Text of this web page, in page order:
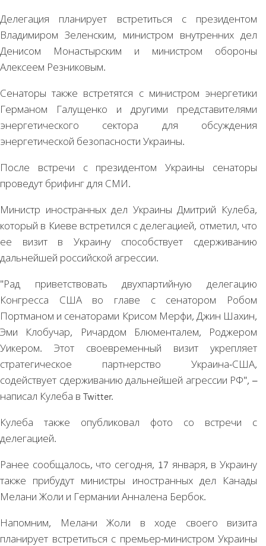
Делегация планирует встретиться с президентом
Владимиром Зеленским, министром внутренних дел
Денисом Монастырским и министром обороны
Алексеем Резниковым.
Сенаторы также встретятся с министром энергетики
Германом Галущенко и другими представителями
энергетического сектора для обсуждения
энергетической безопасности Украины.
После встречи с президентом Украины сенаторы
проведут брифинг для СМИ.
Министр иностранных дел Украины Дмитрий Кулеба,
который в Киеве встретился с делегацией, отметил, что
ее визит в Украину способствует сдерживанию
дальнейшей российской агрессии.
"Рад приветствовать двухпартийную делегацию
Конгресса США во главе с сенатором Робом
Портманом и сенаторами Крисом Мерфи, Джин Шахин,
Эми Клобучар, Ричардом Блюменталем, Роджером
Уикером. Этот своевременный визит укрепляет
стратегическое партнерство Украина-США,
содействует сдерживанию дальнейшей агрессии РФ", –
написал Кулеба в Twitter.
Кулеба также опубликовал фото со встречи с
делегацией.
Ранее сообщалось, что сегодня, 17 января, в Украину
также прибудут министры иностранных дел Канады
Мелани Жоли и Германии Анналена Бербок.
Напомним, Мелани Жоли в ходе своего визита
планирует встретиться с премьер-министром Украины